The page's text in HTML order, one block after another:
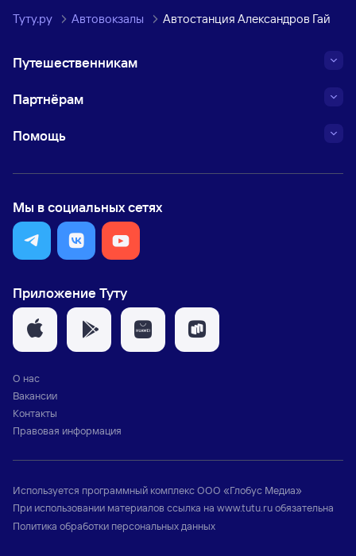
Туту.ру Автовокзалы Автостанция Александров Гай
Путешественникам
Партнёрам
Помощь
Мы в социальных сетях
Приложение Туту
О нас
Вакансии
Контакты
Правовая информация
Используется программный комплексООО «Глобус Медиа»
При использовании материалов ссылка на www.tutu.ruобязательна
Политика обработки персональных данных